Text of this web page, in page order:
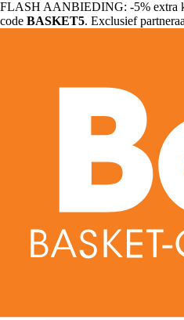
FLASH AANBIEDING: -5% extra
code BASKET5. Exclusief